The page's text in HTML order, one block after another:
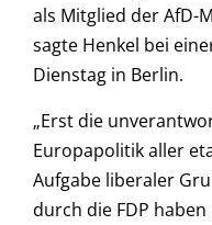
als Mitglied der AfD-
sagte Henkel bei
Dienstag in Berlin.
„Erst die
Europapolitik aller
Aufgabe liberaler
durch die FDP